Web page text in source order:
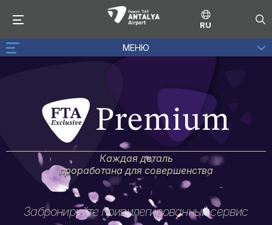
RU
МЕНЮ
Каждая деталь
проработана для совершенства
Забронируйте привилегированный сервис